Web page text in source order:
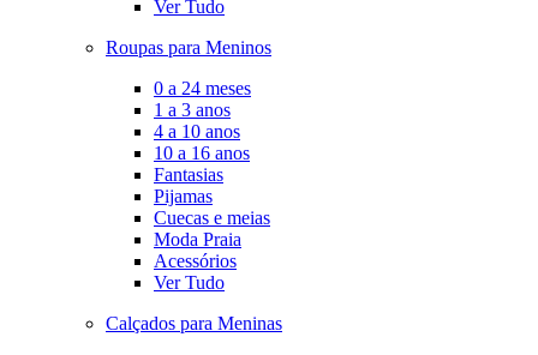
Ver Tudo
Roupas para Meninos
0 a 24 meses
1 a 3 anos
4 a 10 anos
10 a 16 anos
Fantasias
Pijamas
Cuecas e meias
Moda Praia
Acessórios
Ver Tudo
Calçados para Meninas